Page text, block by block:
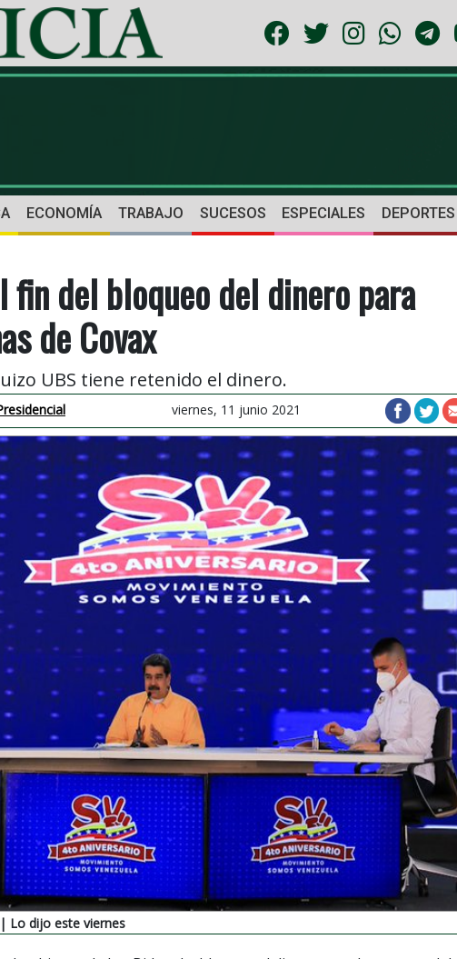
ECONOMÍA TRABAJO SUCESOS ESPECIALES DEPORTES
fin del bloqueo del dinero para
de Covax
UBS tiene retenido el dinero.
viernes, 11 junio 2021
| Lo dijo este viernes